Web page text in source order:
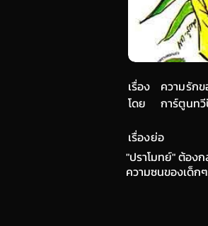
เรื่อง
โดย
ความรัก
การ์ตูนท
เรื่องย่อ
"ปราโมทย์" ต้อง
ความซนของเด็ก